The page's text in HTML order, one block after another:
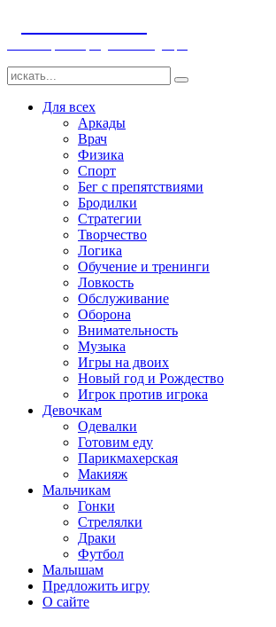
Для всех
Аркады
Врач
Физика
Спорт
Бег с препятствиями
Бродилки
Стратегии
Творчество
Логика
Обучение и тренинги
Ловкость
Обслуживание
Оборона
Внимательность
Музыка
Игры на двоих
Новый год и Рождество
Игрок против игрока
Девочкам
Одевалки
Готовим еду
Парикмахерская
Макияж
Мальчикам
Гонки
Стрелялки
Драки
Футбол
Малышам
Предложить игру
О сайте